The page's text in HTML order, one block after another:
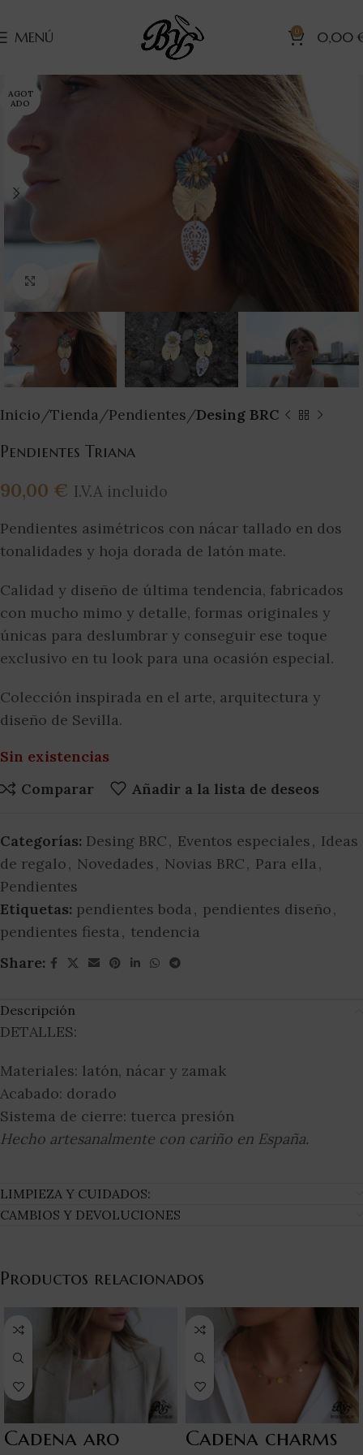
MENÚ 0 0,00
AGOT
ADO
Clic para ampliar
Inicio Tienda Pendientes Desing BRC
Pendientes Triana
90,00 € I.V.A incluido
Pendientes asimétricos con nácar tallado en dos
tonalidades y hoja dorada de latón mate.
Calidad y diseño de última tendencia, fabricados
con mucho mimo y detalle, formas originales y
únicas para deslumbrar y conseguir ese toque
exclusivo en tu look para una ocasión especial.
Colección inspirada en el arte, arquitectura y
diseño de Sevilla.
Sin existencias
Comparar
Añadir a la lista de deseos
Categorías: Desing BRC, Eventos especiales, Ideas
de regalo, Novedades, Novias BRC, Para ella,
Pendientes
Etiquetas: pendientes boda, pendientes diseño,
pendientes fiesta, tendencia
Share:
Descripción
DETALLES:
Materiales: latón, nácar y zamak
Acabado: dorado
Sistema de cierre: tuerca presión
Hecho artesanalmente con cariño en España.
LIMPIEZA Y CUIDADOS:
CAMBIOS Y DEVOLUCIONES
Productos relacionados
Cadena aro
Cadena charms